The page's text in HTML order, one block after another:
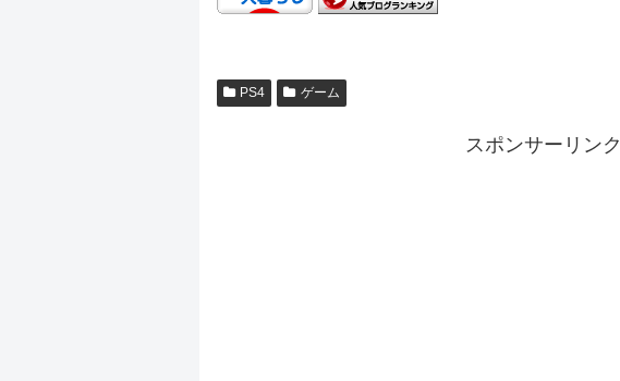
PS4 ゲーム
スポンサーリンク